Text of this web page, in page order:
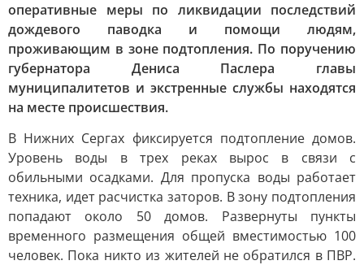
оперативные меры по ликвидации последствий
дождевого паводка и помощи людям,
проживающим в зоне подтопления. По поручению
губернатора Дениса Паслера главы
муниципалитетов и экстренные службы находятся
на месте происшествия.
В Нижних Сергах фиксируется подтопление домов.
Уровень воды в трех реках вырос в связи с
обильными осадками. Для пропуска воды работает
техника, идет расчистка заторов. В зону подтопления
попадают около 50 домов. Развернуты пункты
временного размещения общей вместимостью 100
человек. Пока никто из жителей не обратился в ПВР.